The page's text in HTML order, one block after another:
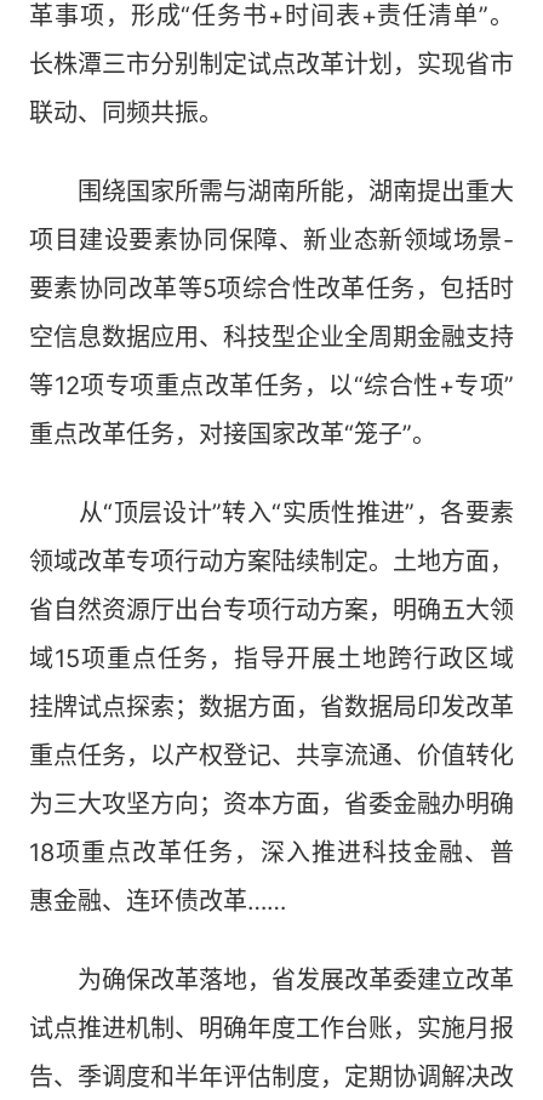
革事项，形成“任务书+时间表+责任清单”。
长株潭三市分别制定试点改革计划，实现省市
联动、同频共振。
围绕国家所需与湖南所能，湖南提出重大
项目建设要素协同保障、新业态新领域场景-
要素协同改革等5项综合性改革任务，包括时
空信息数据应用、科技型企业全周期金融支持
等12项专项重点改革任务，以“综合性+专项”
重点改革任务，对接国家改革“笼子”。
从“顶层设计”转入“实质性推进”，各要素
领域改革专项行动方案陆续制定。土地方面，
省自然资源厅出台专项行动方案，明确五大领
域15项重点任务，指导开展土地跨行政区域
挂牌试点探索；数据方面，省数据局印发改革
重点任务，以产权登记、共享流通、价值转化
为三大攻坚方向；资本方面，省委金融办明确
18项重点改革任务，深入推进科技金融、普
惠金融、连环债改革……
为确保改革落地，省发展改革委建立改革
试点推进机制、明确年度工作台账，实施月报
告、季调度和半年评估制度，定期协调解决改